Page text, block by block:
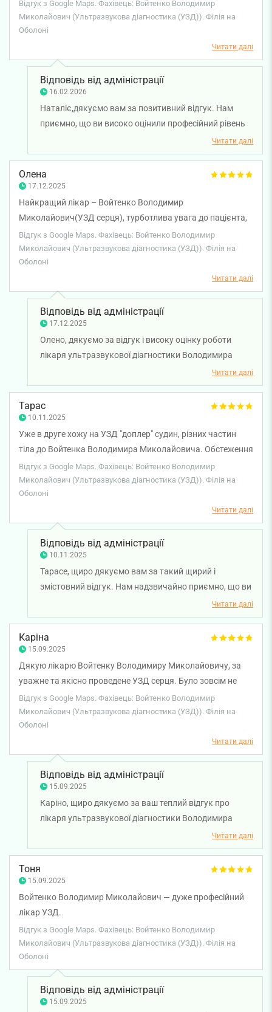
ставленням як до пацієнтки. Привітна і чуйна медична
сестра. Дуже дякую!
Відгук з Google Maps. Фахівець: Войтенко Володимир
Миколайович (Ультразвукова діагностика (УЗД)). Філія на
Оболоні
Читати далі
Відповідь від адміністрації
16.02.2026
Наталіє,дякуємо вам за позитивний відгук. Нам
приємно, що ви високо оцінили професійний рівень
та уважність лікаря ультразвукової діагностики
Володимира Войтенка, а також роботу медичної
Читати далі
Олена
17.12.2025
Найкращий лікар – Войтенко Володимир
Миколайович(УЗД серця), турботлива увага до пацієнта,
високий професіоналізм. Дуже вдячні, бажаємо успіхів!!
Відгук з Google Maps. Фахівець: Войтенко Володимир
Миколайович (Ультразвукова діагностика (УЗД)). Філія на
Оболоні
Читати далі
Відповідь від адміністрації
17.12.2025
Олено, дякуємо за відгук і високу оцінку роботи
лікаря ультразвукової діагностики Володимира
професіоналізм лікаря. Бажаємо вам міцного
Читати далі
Тарас
10.11.2025
Уже в друге хожу на УЗД "доплер" судин, різних частин
тіла до Войтенка Володимира Миколайовича. Обстеження
лікар проводить дуже ретельно, уважно, легко. Гель
нагріває, від чого немає того легкого шоку від холодного.
Після обстеження, Володимир Миколайович, завжди
зрозуміло пояснить те що знайшов, чи то норма, чи то
патологія. Раджу проходити доплер в Смарт Медікал у
Войтенка Володимира Миколайовича.
Відгук з Google Maps. Фахівець: Войтенко Володимир
Миколайович (Ультразвукова діагностика (УЗД)). Філія на
Оболоні
Читати далі
Відповідь від адміністрації
10.11.2025
Тарасе, щиро дякуємо вам за такий щирий і
змістовний відгук. Нам надзвичайно приємно, що ви
відзначаєте професійність, уважність і делікатний
підхід лікаря ультразвукової діагностики
Володимира Войтенка. Бажаємо вам міцного
здоров'я!
Читати далі
Каріна
15.09.2025
Дякую лікарю Войтенку Володимиру Миколайовичу, за
уважне та якісно проведене УЗД серця. Було зовсім не
страшно, лікар все пояснював і був дуже добрий.
Відгук з Google Maps. Фахівець: Войтенко Володимир
Миколайович (Ультразвукова діагностика (УЗД)). Філія на
Оболоні
Читати далі
Відповідь від адміністрації
15.09.2025
Каріно, щиро дякуємо за ваш теплий відгук про
лікаря ультразвукової діагностики Володимира
Читати далі
Тоня
15.09.2025
Войтенко Володимир Миколайович — дуже професійний
лікар УЗД.
Відгук з Google Maps. Фахівець: Войтенко Володимир
Миколайович (Ультразвукова діагностика (УЗД)). Філія на
Оболоні
Відповідь від адміністрації
15.09.2025